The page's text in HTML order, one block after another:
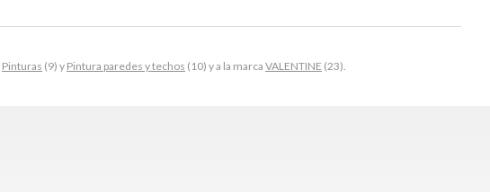
Pinturas (9) y Pintura paredes y techos (10) y a la marca VALENTINE (23).